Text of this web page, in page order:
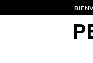
al